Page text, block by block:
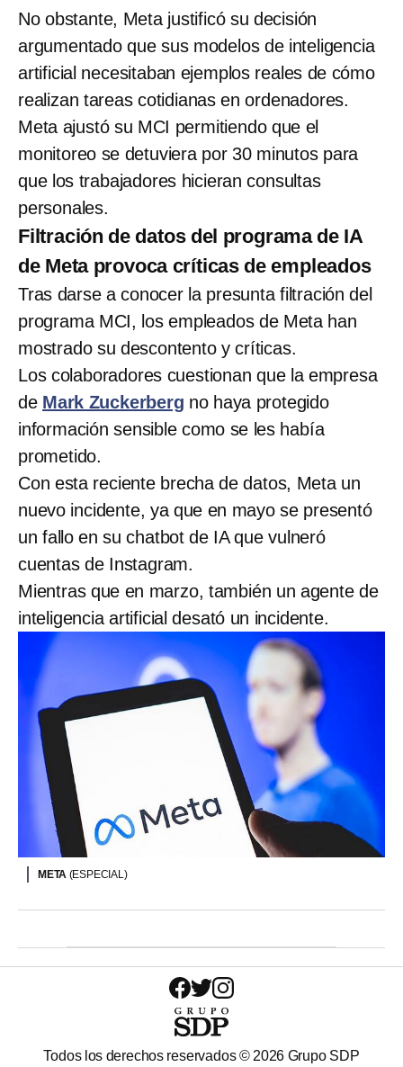
No obstante, Meta justificó su decisión
argumentado que sus modelos de inteligencia
artificial necesitaban ejemplos reales de cómo
realizan tareas cotidianas en ordenadores.
Meta ajustó su MCI permitiendo que el
monitoreo se detuviera por 30 minutos para
que los trabajadores hicieran consultas
personales.
Filtración de datos del programa de IA
de Meta provoca críticas de empleados
Tras darse a conocer la presunta filtración del
programa MCI, los empleados de Meta han
mostrado su descontento y críticas.
Los colaboradores cuestionan que la empresa
de Mark Zuckerberg no haya protegido
información sensible como se les había
prometido.
Con esta reciente brecha de datos, Meta un
nuevo incidente, ya que en mayo se presentó
un fallo en su chatbot de IA que vulneró
cuentas de Instagram.
Mientras que en marzo, también un agente de
inteligencia artificial desató un incidente.
META (ESPECIAL)
Todos los derechos reservados © 2026 Grupo SDP